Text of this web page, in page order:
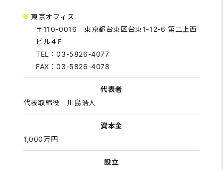
東京オフィス
〒110-0016 東京都台東区台東1-12-6 第二上西
ビル４F
TEL：03-5826-4077
FAX：03-5826-4078
代表者
代表取締役 川島浩人
資本金
1,000万円
設立